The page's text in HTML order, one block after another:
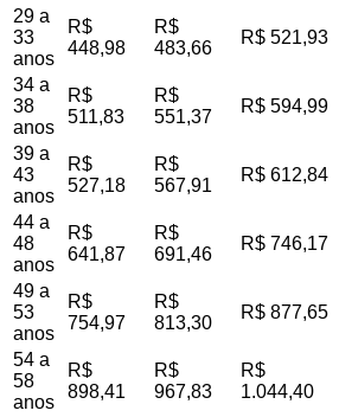
29 a
33
anos
R$
448,98
R$
483,66
R$ 521,93
34 a
38
anos
R$
511,83
R$
551,37
R$ 594,99
39 a
43
anos
R$
527,18
R$
567,91
R$ 612,84
44 a
48
anos
R$
641,87
R$
691,46
R$ 746,17
49 a
53
anos
R$
754,97
R$
813,30
R$ 877,65
54 a
58
anos
R$
898,41
R$
967,83
R$
1.044,40